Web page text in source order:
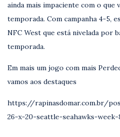
ainda mais impaciente com o que
temporada. Com campanha 4-5,
NFC West que está nivelada por
temporada.
Em mais um jogo com mais
vamos aos destaques
https://rapinasdomar.com.br/
26-x-20-seattle-seahawks-